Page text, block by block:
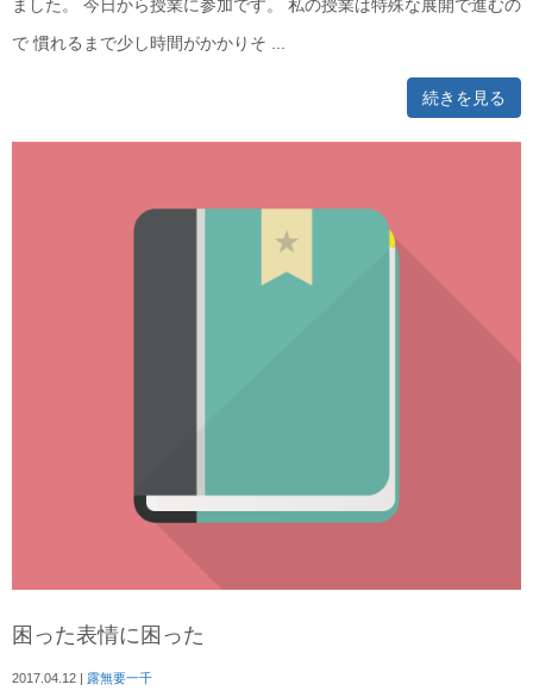
ました。 今日から授業に参加です。 私の授業は特殊な展開で進むの
で 慣れるまで少し時間がかかりそ ...
続きを見る
困った表情に困った
2017.04.12 | 露無要一千